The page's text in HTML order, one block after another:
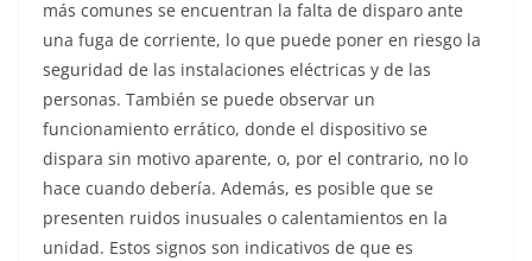
más comunes se encuentran la falta de disparo ante
una fuga de corriente, lo que puede poner en riesgo la
seguridad de las instalaciones eléctricas y de las
personas. También se puede observar un
funcionamiento errático, donde el dispositivo se
dispara sin motivo aparente, o, por el contrario, no lo
hace cuando debería. Además, es posible que se
presenten ruidos inusuales o calentamientos en la
unidad. Estos signos son indicativos de que es